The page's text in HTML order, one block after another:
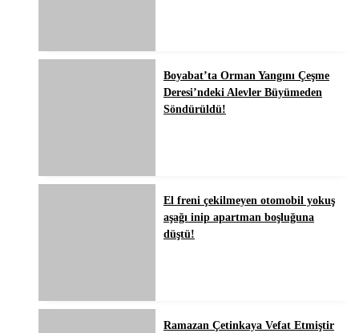
Boyabat’ta Orman Yangını Çeşme
Deresi’ndeki Alevler Büyümeden
Söndürüldü!
El freni çekilmeyen otomobil yokuş
aşağı inip apartman boşluğuna
düştü!
Ramazan Çetinkaya Vefat Etmiştir